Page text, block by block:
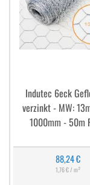
Indutec 6eck
verzinkt - MW:
1000mm - 50m
88,24 €
1,76 € / m²